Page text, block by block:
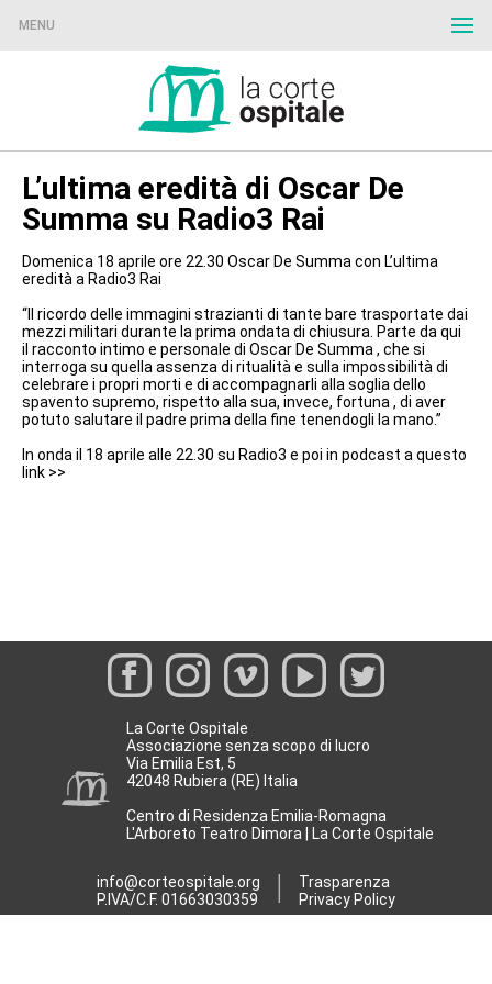
MENU
L’ultima eredità di Oscar De
Summa su Radio3 Rai
Domenica 18 aprile ore 22.30 Oscar De Summa con L’ultima
eredità a Radio3 Rai
“Il ricordo delle immagini strazianti di tante bare trasportate dai
mezzi militari durante la prima ondata di chiusura. Parte da qui
il racconto intimo e personale di Oscar De Summa , che si
interroga su quella assenza di ritualità e sulla impossibilità di
celebrare i propri morti e di accompagnarli alla soglia dello
spavento supremo, rispetto alla sua, invece, fortuna , di aver
potuto salutare il padre prima della fine tenendogli la mano.”
In onda il 18 aprile alle 22.30 su Radio3 e poi in podcast a questo
link >>
La Corte Ospitale
Associazione senza scopo di lucro
Via Emilia Est, 5
42048 Rubiera (RE) Italia
Centro di Residenza Emilia-Romagna
L'Arboreto Teatro Dimora | La Corte Ospitale
info@corteospitale.org
P.IVA/C.F. 01663030359
Trasparenza
Privacy Policy